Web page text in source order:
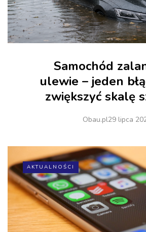
Samochód
ulewie – jeden
zwiększyć skalę
Obau.pl29 lipca
AKTUALNOŚCI